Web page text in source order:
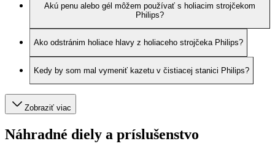
Akú penu alebo gél môžem používať s holiacim strojčekom
Philips?
Ako odstránim holiace hlavy z holiaceho strojčeka Philips?
Kedy by som mal vymeniť kazetu v čistiacej stanici Philips?
Zobraziť viac
Náhradné diely a príslušenstvo